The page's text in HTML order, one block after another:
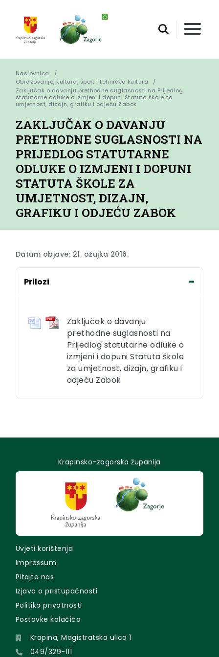
Naslovnica
Obrazovanje, kultura, šport i tehnička kultura
Zaključak o davanju prethodne suglasnosti na Prijedlog
statutarne odluke o izmjeni i dopuni Statuta škole za
umjetnost, dizajn, grafiku i odjeću Zabok
ZAKLJUČAK O DAVANJU
PRETHODNE SUGLASNOSTI NA
PRIJEDLOG STATUTARNE
ODLUKE O IZMJENI I DOPUNI
STATUTA ŠKOLE ZA
UMJETNOST, DIZAJN,
GRAFIKU I ODJEĆU ZABOK
Datum objave: 21. ožujka 2016.
Prilozi
Zaključak o davanju
prethodne suglasnosti na
Prijedlog statutarne odluke o
izmjeni i dopuni Statuta škole
za umjetnost, dizajn, grafiku i
odjeću Zabok
Krapinsko-zagorska županija
Uvjeti korištenja
Impressum
Pitajte nas
Izjava o pristupačnosti
Politika privatnosti
Postavke kolačića
Krapina, Magistratska ulica 1
049/329-111